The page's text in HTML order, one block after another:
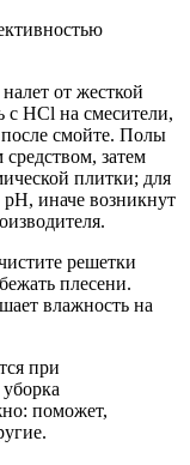
от жесткой
с HCl на смесители,
смойте. Полы
затем
плитки; для
иначе возникнут
решетки
плесени.
влажность на
при
поможет,